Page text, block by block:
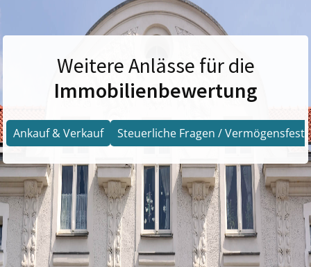
Weitere Anlässe für die
Immobilienbewertung
Ankauf & Verkauf Steuerliche Fragen /